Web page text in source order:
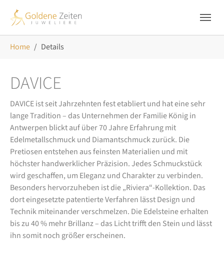
Home Details
DAVICE
DAVICE ist seit Jahrzehnten fest etabliert und hat eine sehr
lange Tradition – das Unternehmen der Familie König in
Antwerpen blickt auf über 70 Jahre Erfahrung mit
Edelmetallschmuck und Diamantschmuck zurück. Die
Pretiosen entstehen aus feinsten Materialien und mit
höchster handwerklicher Präzision. Jedes Schmuckstück
wird geschaffen, um Eleganz und Charakter zu verbinden.
Besonders hervorzuheben ist die „Riviera“-Kollektion. Das
dort eingesetzte patentierte Verfahren lässt Design und
Technik miteinander verschmelzen. Die Edelsteine erhalten
bis zu 40 % mehr Brillanz – das Licht trifft den Stein und lässt
ihn somit noch größer erscheinen.